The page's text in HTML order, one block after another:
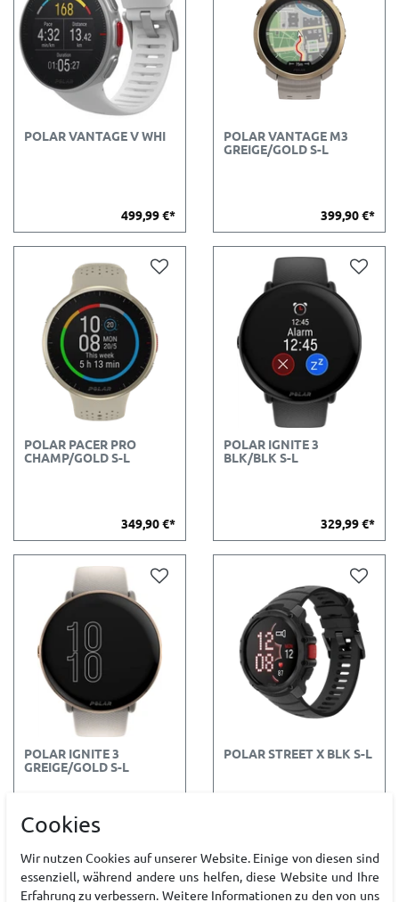
POLAR VANTAGE V WHI
499,99 €*
POLAR VANTAGE M3
GREIGE/GOLD S-L
399,90 €*
POLAR PACER PRO
CHAMP/GOLD S-L
349,90 €*
POLAR IGNITE 3
BLK/BLK S-L
329,99 €*
POLAR IGNITE 3
GREIGE/GOLD S-L
POLAR STREET X BLK S-L
Cookies
Wir nutzen Cookies auf unserer Website. Einige von diesen sind
essenziell, während andere uns helfen, diese Website und Ihre
Erfahrung zu verbessern. Weitere Informationen zu den von uns